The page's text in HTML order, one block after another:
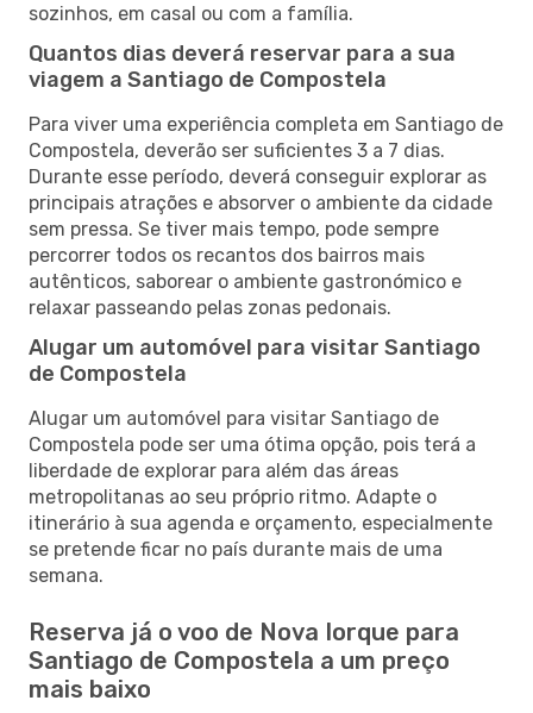
sozinhos, em casal ou com a família.
Quantos dias deverá reservar para a sua
viagem a Santiago de Compostela
Para viver uma experiência completa em Santiago de
Compostela, deverão ser suficientes 3 a 7 dias.
Durante esse período, deverá conseguir explorar as
principais atrações e absorver o ambiente da cidade
sem pressa. Se tiver mais tempo, pode sempre
percorrer todos os recantos dos bairros mais
autênticos, saborear o ambiente gastronómico e
relaxar passeando pelas zonas pedonais.
Alugar um automóvel para visitar Santiago
de Compostela
Alugar um automóvel para visitar Santiago de
Compostela pode ser uma ótima opção, pois terá a
liberdade de explorar para além das áreas
metropolitanas ao seu próprio ritmo. Adapte o
itinerário à sua agenda e orçamento, especialmente
se pretende ficar no país durante mais de uma
semana.
Reserva já o voo de Nova Iorque para
Santiago de Compostela a um preço
mais baixo